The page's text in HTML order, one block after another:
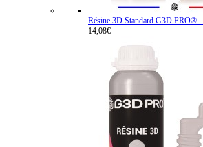
Résine 3D Standard G3D PRO®...
14,08€